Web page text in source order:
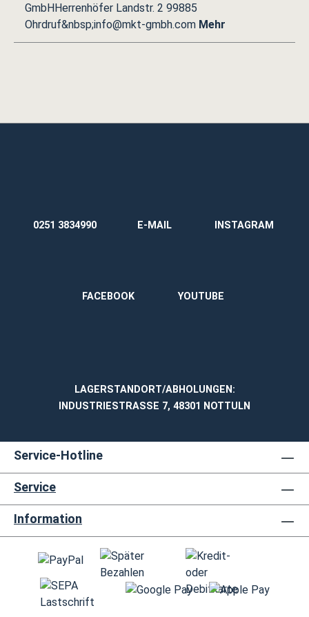
GmbHHerrenhöfer Landstr. 2 99885
Ohrdruf&nbsp;info@mkt-gmbh.com Mehr
0251 3834990 E-MAIL INSTAGRAM
FACEBOOK YOUTUBE
LAGERSTANDORT/ABHOLUNGEN:
INDUSTRIESTRASSE 7, 48301 NOTTULN
Service-Hotline
Service
Information